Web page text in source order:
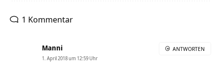
1 Kommentar
Manni
1. April 2018 um 12:59 Uhr
ANTWORTEN